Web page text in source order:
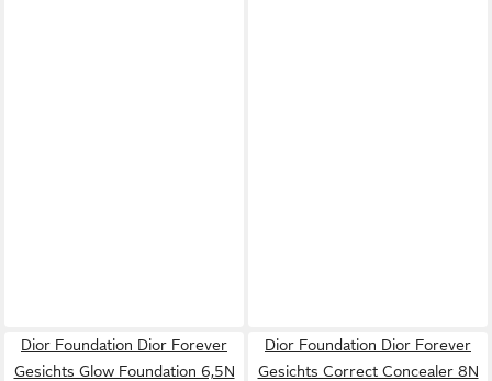
Dior Foundation Dior Forever
Gesichts Glow Foundation 6,5N
Dior Foundation Dior Forever
Gesichts Correct Concealer 8N